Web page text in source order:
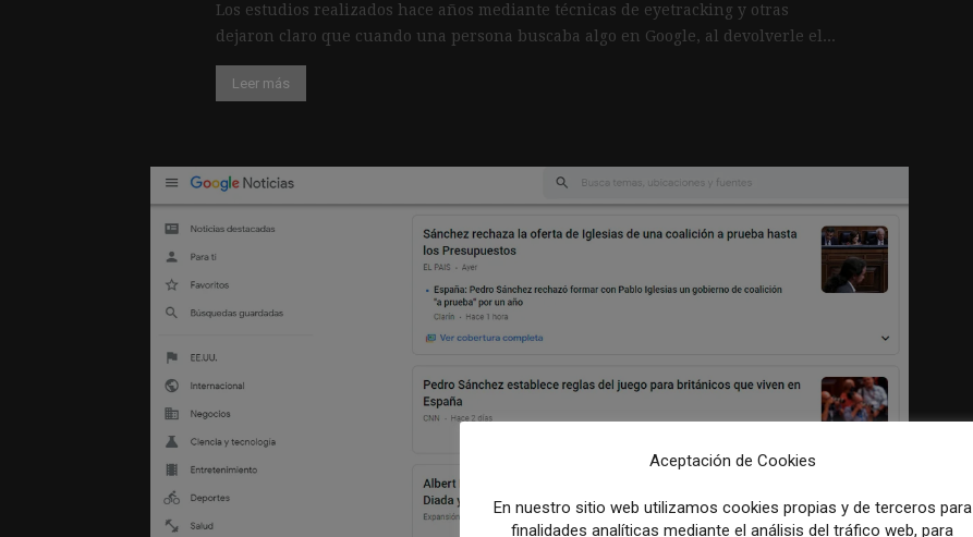
Los estudios realizados hace años mediante técnicas de eyetracking y otras
dejaron claro que cuando una persona buscaba algo en Google, al devolverle el...
Leer más
Aceptación de Cookies
En nuestro sitio web utilizamos cookies propias y de terceros para
finalidades analíticas mediante el análisis del tráfico web, para